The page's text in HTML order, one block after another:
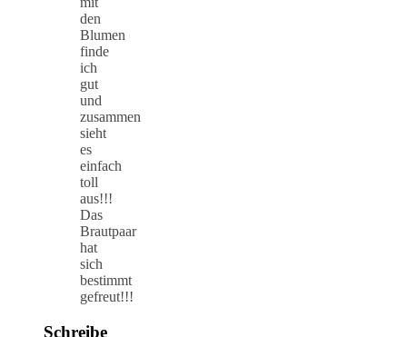
den
Blumen
finde
ich
gut
und
zusammen
sieht
es
einfach
toll
aus!!!
Das
Brautpaar
hat
sich
bestimmt
gefreut!!!
Schreibe